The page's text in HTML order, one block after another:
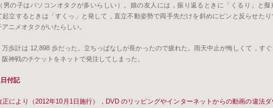
男の子はパソコンオタクが多いらしい）。娘の友人には，振り返るときに「くるり」と擬
起立するときは「すくっ」と発して，直立不動姿勢で両手先だけを斜めにピンと反らせた
ニメオタクがいたらしい。
万歩計は 12,898 歩だった。立ちっぱなしが長かったので疲れた。雨天中止が悔しくて，す
神戦のチケットをネットで発注してしまった。
付記
正により（2012年10月1日施行），DVD のリッピングやインターネットからの動画の違法